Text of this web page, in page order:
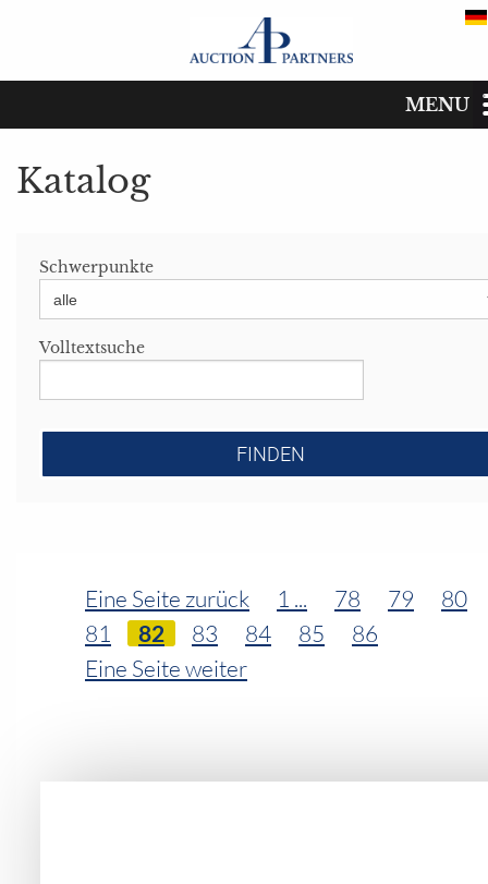
MENU
Termine
Kaufen
Das Auktionshaus
Katalog
Katalog
Schwerpunkte
Volltextsuche
Eine Seite zurück 1 ... 78 79
80
81
82 83 84 85
86
Eine Seite weiter